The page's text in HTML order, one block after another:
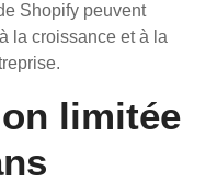
Shopify peuvent
la croissance et à la
limitée